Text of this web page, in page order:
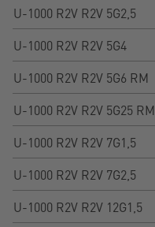
U-1000 R2V R2V 5G2,5
U-1000 R2V R2V 5G4
U-1000 R2V R2V 5G6 RM
U-1000 R2V R2V 5G25 RM
U-1000 R2V R2V 7G1,5
U-1000 R2V R2V 7G2,5
U-1000 R2V R2V 12G1,5